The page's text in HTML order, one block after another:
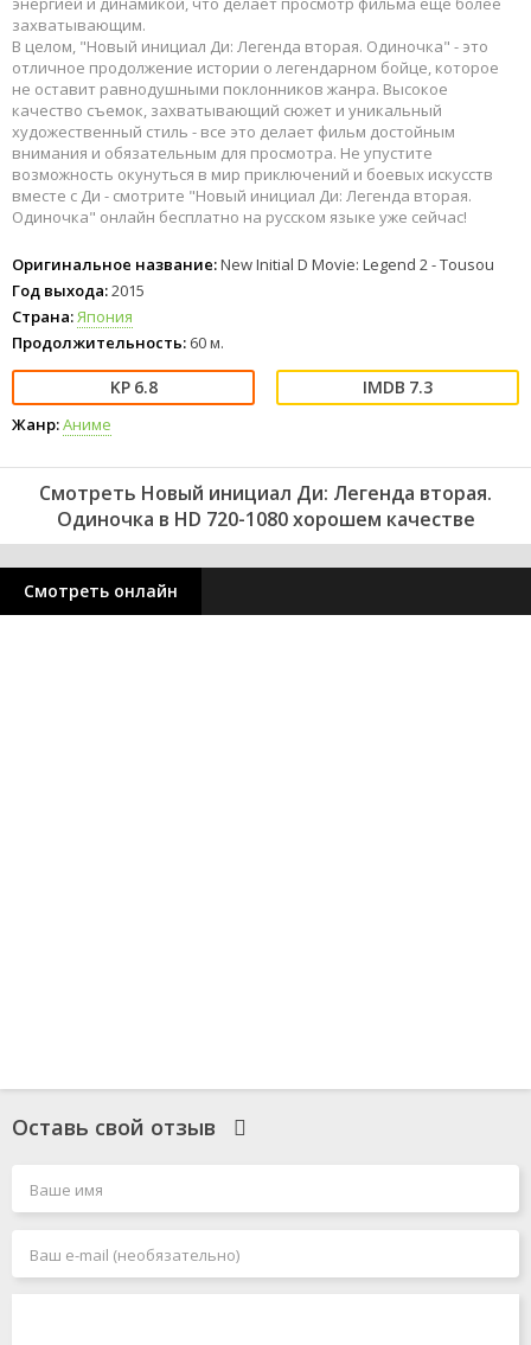
захватывающим.
В целом, "Новый инициал Ди: Легенда вторая. Одиночка" - это
отличное продолжение истории о легендарном бойце, которое
не оставит равнодушными поклонников жанра. Высокое
качество съемок, захватывающий сюжет и уникальный
художественный стиль - все это делает фильм достойным
внимания и обязательным для просмотра. Не упустите
возможность окунуться в мир приключений и боевых искусств
вместе с Ди - смотрите "Новый инициал Ди: Легенда вторая.
Одиночка" онлайн бесплатно на русском языке уже сейчас!
Оригинальное название:New Initial D Movie: Legend 2 - Tousou
Год выхода:2015
Страна:Япония
Продолжительность: 60 м.
6.8 7.3
Жанр:Аниме
Смотреть Новый инициал Ди: Легенда вторая.
Одиночка в HD 720-1080 хорошем качестве
Смотреть онлайн
Оставь свой отзыв